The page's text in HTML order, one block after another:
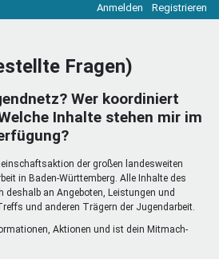
Anmelden Registrieren
Fragen)
Wer koordiniert
Inhalte stehen mir im
der großen landesweiten
in Baden-Württemberg. Alle Inhalte des
deshalb an Angeboten, Leistungen und
und anderen Trägern der Jugendarbeit.
Aktionen und ist dein Mitmach-